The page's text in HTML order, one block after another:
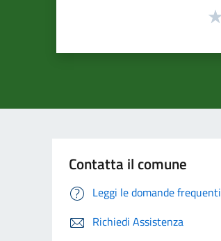
Contatta il comune
Leggi le domande frequenti
Richiedi Assistenza